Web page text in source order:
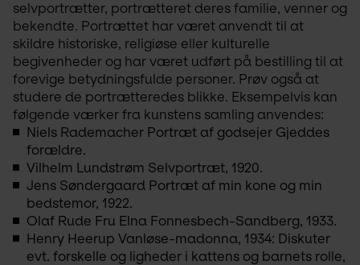
selvportrætter, portrætteret deres familie, venner og
bekendte. Portrættet har været anvendt til at
skildre historiske, religiøse eller kulturelle
begivenheder og har været udført på bestilling til at
forevige betydningsfulde personer. Prøv også at
studere de portrætteredes blikke. Eksempelvis kan
følgende værker fra kunstens samling anvendes:
Niels Rademacher Portræt af godsejer Gjeddes
forældre.
Vilhelm Lundstrøm Selvportræt, 1920.
Jens Søndergaard Portræt af min kone og min
bedstemor, 1922.
Olaf Rude Fru Elna Fonnesbech-Sandberg, 1933.
Henry Heerup Vanløse-madonna, 1934: Diskuter
evt. forskelle og ligheder i kattens og barnets rolle,